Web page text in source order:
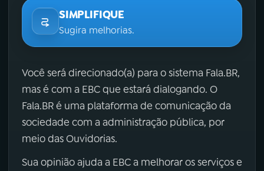
SIMPLIFIQUE
Sugira melhorias.
Você será direcionado(a) para o sistema Fala.BR,
mas é com a EBC que estará dialogando. O
Fala.BR é uma plataforma de comunicação da
sociedade com a administração pública, por
meio das Ouvidorias.
Sua opinião ajuda a EBC a melhorar os serviços e